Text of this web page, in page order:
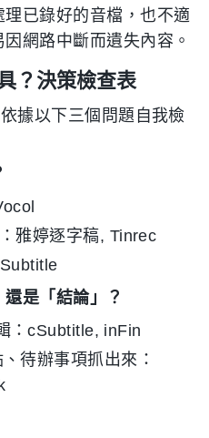
已錄好的音檔，也不適
網路中斷而遺失內容。
？決策檢查表
據以下三個問題自我檢
雅婷逐字稿, Tinrec
是「結論」？
：cSubtitle, inFin
待辦事項抓出來：